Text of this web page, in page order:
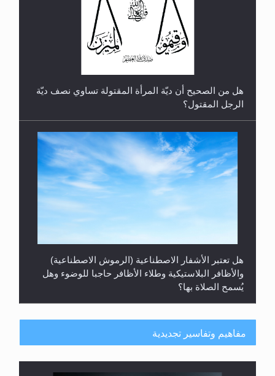
الهجرة: بحث عن الأمن والسلام في سبيل إرساء الأمن
هل تعتبر الأشفار الاصطناعية (الرموش الاصطناعية)
والأظافر البلاستيكية وطلاء الأظافر حاجبا للوضوء وهل
يُسمح الصلاة بها؟
هل يُحسب حول الزكاة وفق السنة الميلادية أو الهجرية؟
مفاهيم وتفاسير تجديدية